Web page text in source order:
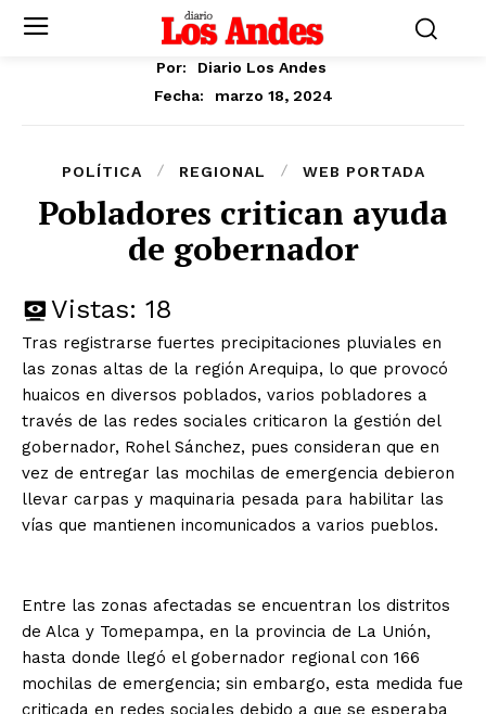
Por:
Diario Los Andes
Fecha:
marzo 18, 2024
POLÍTICA REGIONAL WEB PORTADA
Pobladores critican ayuda
de gobernador
Vistas: 18
Tras registrarse fuertes precipitaciones pluviales en
las zonas altas de la región Arequipa, lo que provocó
huaicos en diversos poblados, varios pobladores a
través de las redes sociales criticaron la gestión del
gobernador, Rohel Sánchez, pues consideran que en
vez de entregar las mochilas de emergencia debieron
llevar carpas y maquinaria pesada para habilitar las
vías que mantienen incomunicados a varios pueblos.
Entre las zonas afectadas se encuentran los distritos
de Alca y Tomepampa, en la provincia de La Unión,
hasta donde llegó el gobernador regional con 166
mochilas de emergencia; sin embargo, esta medida fue
criticada en redes sociales debido a que se esperaba